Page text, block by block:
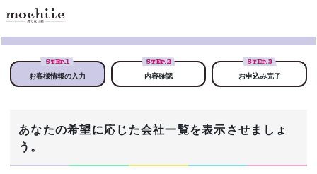
STEP.1
お客様情報の入力
STEP.2
内容確認
STEP.3
お申込み完了
あなたの希望に応じた会社一覧を表示させましょ
う。